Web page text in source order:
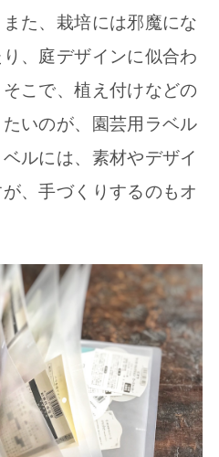
た、栽培には邪魔にな
、庭デザインに似合わ
こで、植え付けなどの
いのが、園芸用ラベル
ルには、素材やデザイ
、手づくりするのもオ